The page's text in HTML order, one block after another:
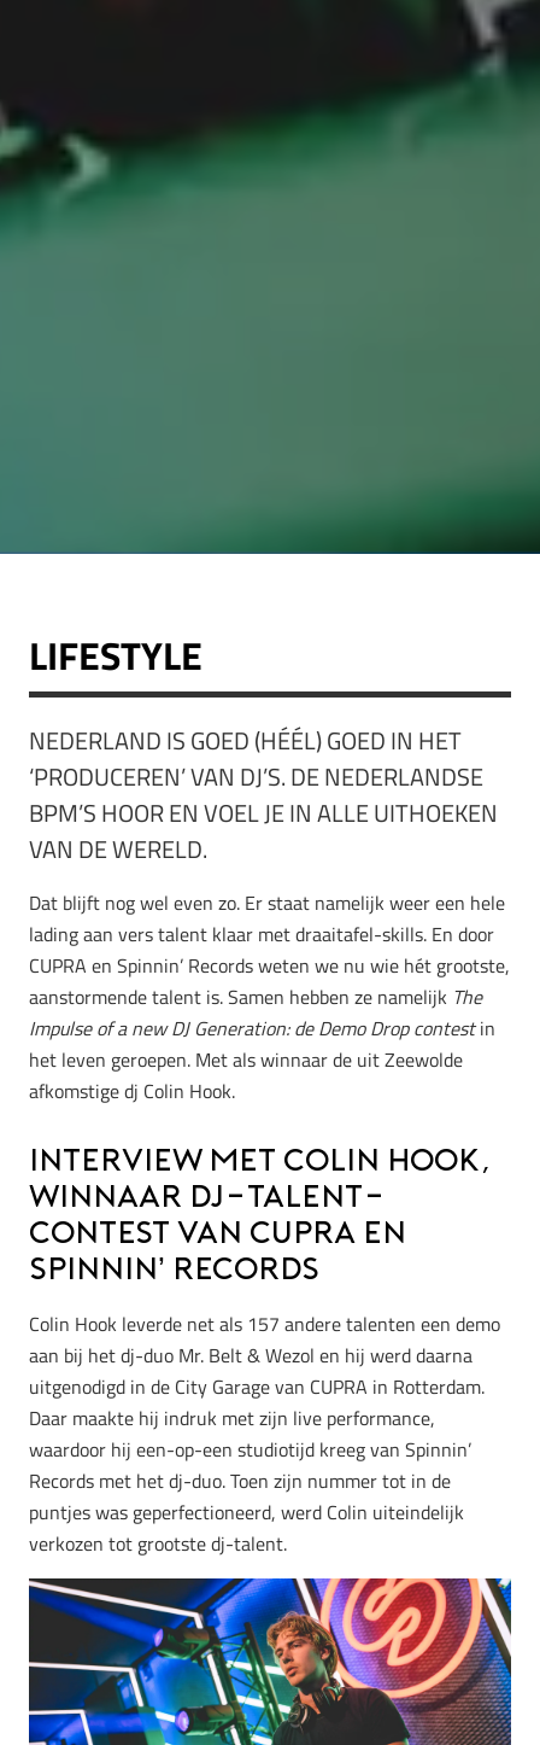
LIFESTYLE
NEDERLAND IS GOED (HÉÉL) GOED IN HET
‘PRODUCEREN’ VAN DJ’S. DE NEDERLANDSE
BPM’S HOOR EN VOEL JE IN ALLE UITHOEKEN
VAN DE WERELD.
Dat blijft nog wel even zo. Er staat namelijk weer een hele
lading aan vers talent klaar met draaitafel-skills. En door
CUPRA en Spinnin’ Records weten we nu wie hét grootste,
aanstormende talent is. Samen hebben ze namelijk The
Impulse of a new DJ Generation: de Demo Drop contestin
het leven geroepen. Met als winnaar de uit Zeewolde
afkomstige dj Colin Hook.
Interview met Colin Hook,
winnaar dj-talent-
contest van CUPRA en
Spinnin’ Records
Colin Hook leverde net als 157 andere talenten een demo
aan bij het dj-duo Mr. Belt & Wezol en hij werd daarna
uitgenodigd in de City Garage van CUPRA in Rotterdam.
Daar maakte hij indruk met zijn live performance,
waardoor hij een-op-een studiotijd kreeg van Spinnin’
Records met het dj-duo. Toen zijn nummer tot in de
puntjes was geperfectioneerd, werd Colin uiteindelijk
verkozen tot grootste dj-talent.